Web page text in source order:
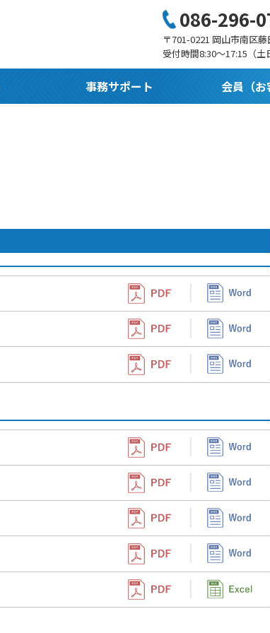
086-296-
〒701-0221 岡山市南区
受付時間8:30〜17:15（土
事務サポート 会員（